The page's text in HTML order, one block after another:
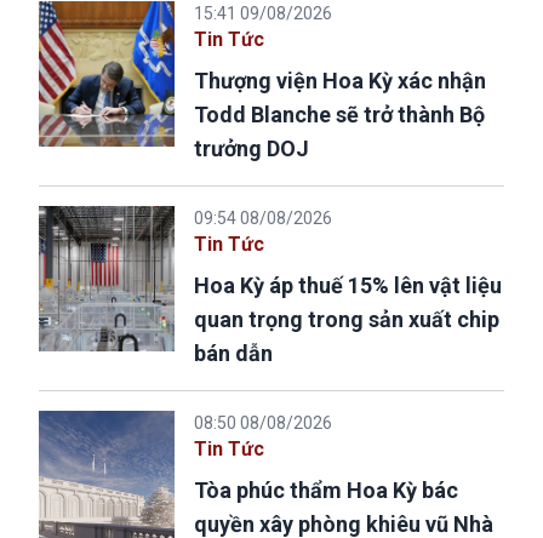
15:41 09/08/2026
Tin Tức
Thượng viện Hoa Kỳ xác nhận
Todd Blanche sẽ trở thành Bộ
trưởng DOJ
09:54 08/08/2026
Tin Tức
Hoa Kỳ áp thuế 15% lên vật liệu
quan trọng trong sản xuất chip
bán dẫn
08:50 08/08/2026
Tin Tức
Tòa phúc thẩm Hoa Kỳ bác
quyền xây phòng khiêu vũ Nhà